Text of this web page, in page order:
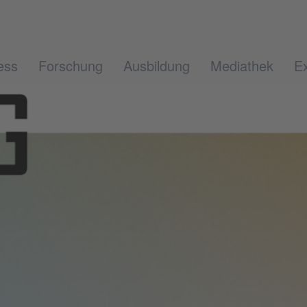
Forschung Ausbildung Mediathek